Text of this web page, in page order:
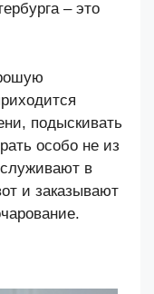
– это
подыскивать
особо не из
в
и заказывают